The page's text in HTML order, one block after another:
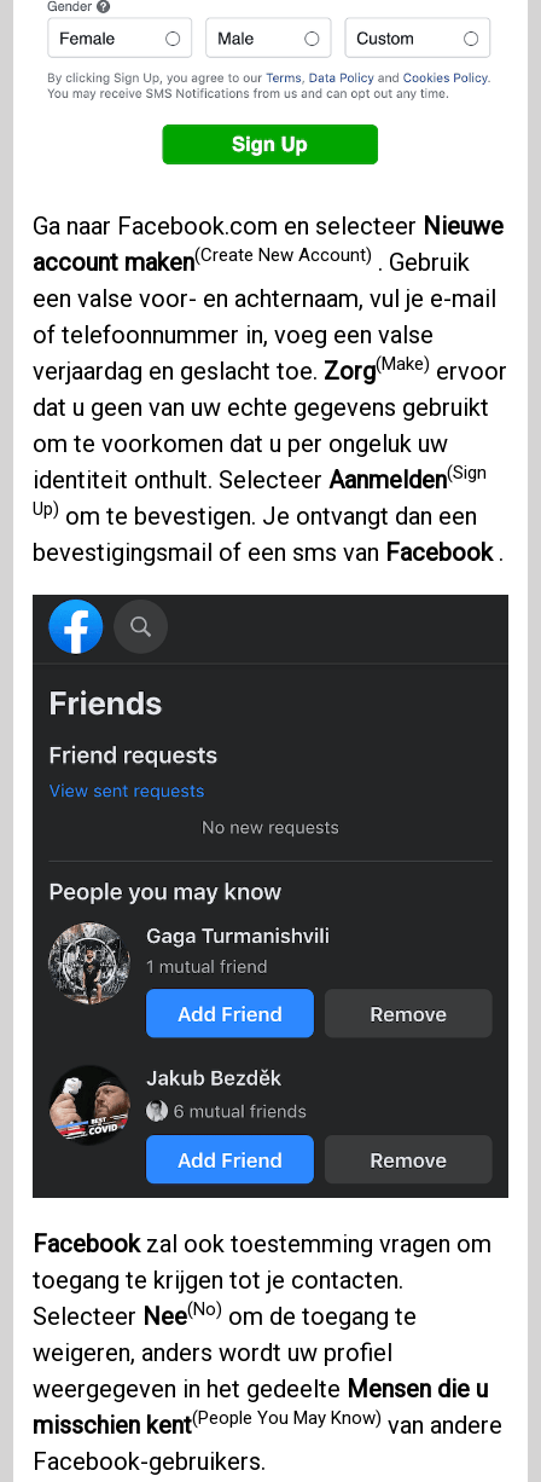
Ga naar Facebook.com en selecteer Nieuwe
account maken(Create New Account) . Gebruik
een valse voor- en achternaam, vul je e-mail
of telefoonnummer in, voeg een valse
verjaardag en geslacht toe. Zorg(Make) ervoor
dat u geen van uw echte gegevens gebruikt
om te voorkomen dat u per ongeluk uw
identiteit onthult. Selecteer Aanmelden(Sign
Up) om te bevestigen. Je ontvangt dan een
bevestigingsmail of een sms van Facebook.
Facebookzal ook toestemming vragen om
toegang te krijgen tot je contacten.
Selecteer Nee(No) om de toegang te
weigeren, anders wordt uw profiel
weergegeven in het gedeelte Mensen die u
misschien kent(People You May Know) van andere
Facebook-gebruikers.